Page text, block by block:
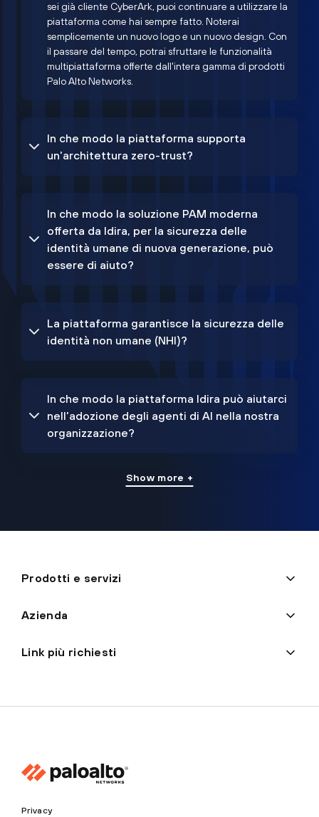
sei già cliente CyberArk, puoi continuare a utilizzare la
piattaforma come hai sempre fatto. Noterai
semplicemente un nuovo logo e un nuovo design. Con
il passare del tempo, potrai sfruttare le funzionalità
multipiattaforma offerte dall'intera gamma di prodotti
Palo Alto Networks.
In che modo la piattaforma supporta
un'architettura zero-trust?
In che modo la soluzione PAM moderna
offerta da Idira, per la sicurezza delle
identità umane di nuova generazione, può
essere di aiuto?
La piattaforma garantisce la sicurezza delle
identità non umane (NHI)?
In che modo la piattaforma Idira può aiutarci
nell'adozione degli agenti di AI nella nostra
organizzazione?
Show more +
Prodotti e servizi
Azienda
Link più richiesti
Privacy